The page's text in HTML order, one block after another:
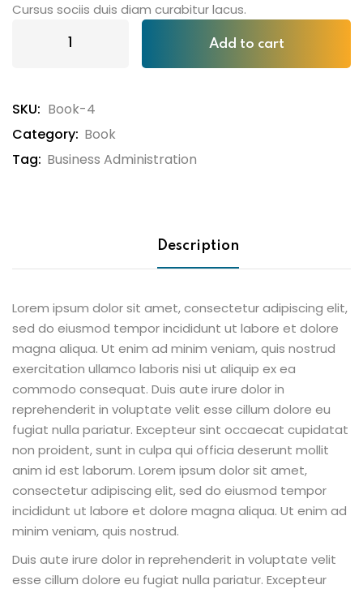
Cursus sociis duis diam curabitur lacus.
Add to cart
SKU: Book-4
Category: Book
Tag: Business Administration
Description
Lorem ipsum dolor sit amet, consectetur adipiscing elit,
sed do eiusmod tempor incididunt ut labore et dolore
magna aliqua. Ut enim ad minim veniam, quis nostrud
exercitation ullamco laboris nisi ut aliquip ex ea
commodo consequat. Duis aute irure dolor in
reprehenderit in voluptate velit esse cillum dolore eu
fugiat nulla pariatur. Excepteur sint occaecat cupidatat
non proident, sunt in culpa qui officia deserunt mollit
anim id est laborum. Lorem ipsum dolor sit amet,
consectetur adipiscing elit, sed do eiusmod tempor
incididunt ut labore et dolore magna aliqua. Ut enim ad
minim veniam, quis nostrud.
Duis aute irure dolor in reprehenderit in voluptate velit
esse cillum dolore eu fugiat nulla pariatur. Excepteur